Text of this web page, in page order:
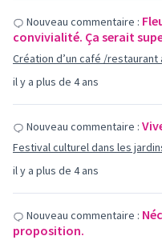
il y a plus de 4 ans
Nouveau commentaire :
convivialité. Ça serait
Création d’un café /
il y a plus de 4 ans
Nouveau commentaire :
Festival culturel dans les
Nouveau commentaire :
proposition.